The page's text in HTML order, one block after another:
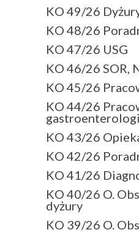
KO 49/26
KO 48/26
KO 47/26 USG
KO 46/26 SOR,
KO 45/26
KO 44/26
KO 43/26
KO 42/26
KO 41/26
KO 40/26 O.
dyżury
KO 39/26 O.